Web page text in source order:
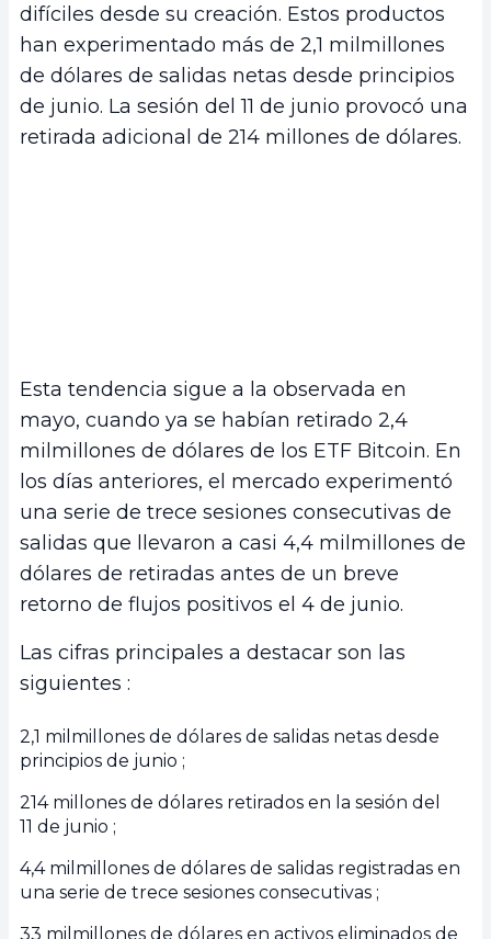
difíciles desde su creación. Estos productos
han experimentado más de 2,1 milmillones
de dólares de salidas netas desde principios
de junio. La sesión del 11 de junio provocó una
retirada adicional de 214 millones de dólares.
Esta tendencia sigue a la observada en
mayo, cuando ya se habían retirado 2,4
milmillones de dólares de los ETF Bitcoin. En
los días anteriores, el mercado experimentó
una serie de trece sesiones consecutivas de
salidas que llevaron a casi 4,4 milmillones de
dólares de retiradas antes de un breve
retorno de flujos positivos el 4 de junio.
Las cifras principales a destacar son las
siguientes :
2,1 milmillones de dólares de salidas netas desde
principios de junio ;
214 millones de dólares retirados en la sesión del
11 de junio ;
4,4 milmillones de dólares de salidas registradas en
una serie de trece sesiones consecutivas ;
33 milmillones de dólares en activos eliminados de